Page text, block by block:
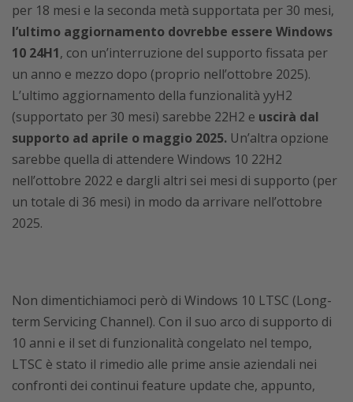
per 18 mesi e la seconda metà supportata per 30 mesi,
l’ultimo aggiornamento dovrebbe essere Windows
10 24H1, con un’interruzione del supporto fissata per
un anno e mezzo dopo (proprio nell’ottobre 2025).
L’ultimo aggiornamento della funzionalità yyH2
(supportato per 30 mesi) sarebbe 22H2 e uscirà dal
supporto ad aprile o maggio 2025. Un’altra opzione
sarebbe quella di attendere Windows 10 22H2
nell’ottobre 2022 e dargli altri sei mesi di supporto (per
un totale di 36 mesi) in modo da arrivare nell’ottobre
2025.
Non dimentichiamoci però di Windows 10 LTSC (Long-
term Servicing Channel). Con il suo arco di supporto di
10 anni e il set di funzionalità congelato nel tempo,
LTSC è stato il rimedio alle prime ansie aziendali nei
confronti dei continui feature update che, appunto,